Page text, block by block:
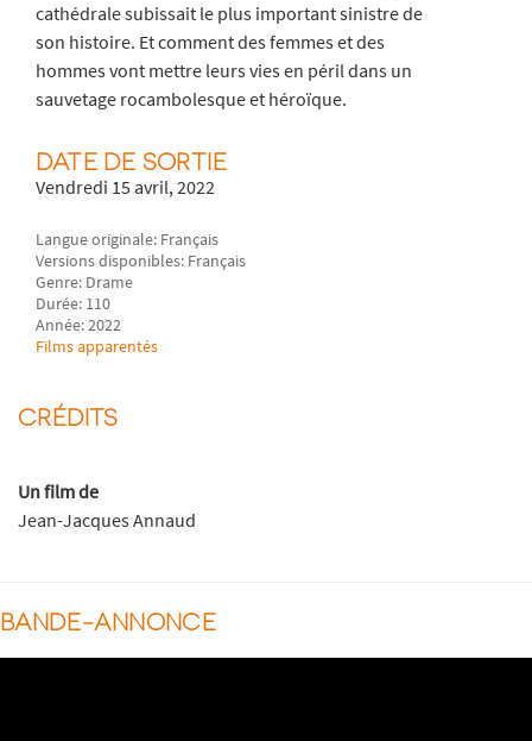
cathédrale subissait le plus important sinistre de
son histoire. Et comment des femmes et des
hommes vont mettre leurs vies en péril dans un
sauvetage rocambolesque et héroïque.
DATE DE SORTIE
Vendredi 15 avril, 2022
Langue originale: Français
Versions disponibles: Français
Genre: Drame
Durée: 110
Année: 2022
Films apparentés
CRÉDITS
Un film de
Jean-Jacques Annaud
BANDE-ANNONCE